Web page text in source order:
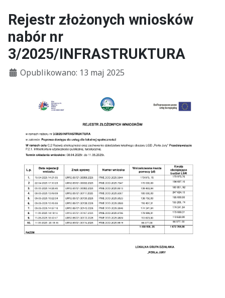
Rejestr złożonych wniosków
nabór nr
3/2025/INFRASTRUKTURA
Szczegóły
Opublikowano: 13 maj 2025